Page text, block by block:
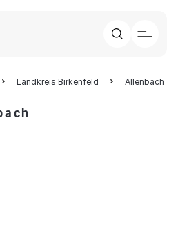
Landkreis Birkenfeld Allenbach